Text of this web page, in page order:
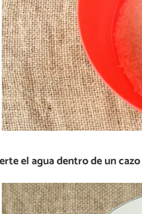
el agua dentro de un cazo